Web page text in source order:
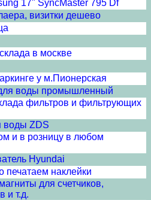
17" SyncMaster 795 Df
визитки дешево
в москве
у м.Пионерская
воды промышленный
фильтров и фильтрующих
воды ZDS
и в розницу в любом
Hyundai
печатаем наклейки
для счетчиков,
и т.д.